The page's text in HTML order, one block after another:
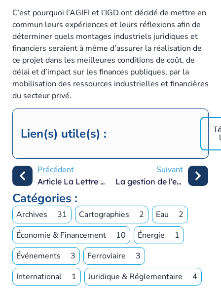
C’est pourquoi l’AGIFI et l’IGD ont décidé de mettre en
commun leurs expériences et leurs réflexions afin de
déterminer quels montages industriels juridiques et
financiers seraient à même d’assurer la réalisation de
ce projet dans les meilleures conditions de coût, de
délai et d’impact sur les finances publiques, par la
mobilisation des ressources industrielles et financières
du secteur privé.
Lien(s) utile(s) :
Précédent
Article La Lettre du Maire – « La gestion de l’eau »
Suivant
La gestion de l’eau au défi de la sobriété
Catégories :
Archives 31 Cartographies 2 Eau
2
Économie & Financement
10 Énergie
1
Événements
3 Ferroviaire
3
International
1 Juridique & Réglementaire
4